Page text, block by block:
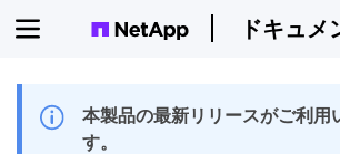
ドキュメ
本製品の最新リリースがご利用
す。